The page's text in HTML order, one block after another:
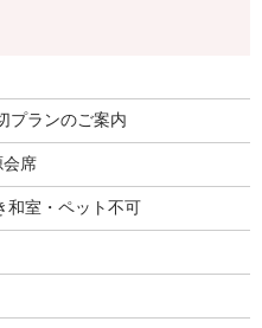
プランのご案内
会席
和室・ペット不可